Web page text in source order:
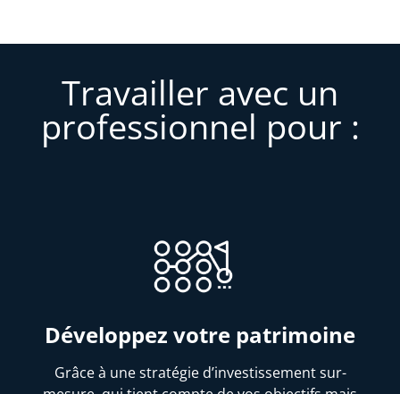
Travailler avec un
professionnel pour :
Développez votre patrimoine
Grâce à une stratégie d’investissement sur-